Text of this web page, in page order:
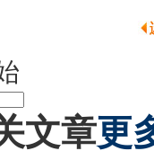
文章更